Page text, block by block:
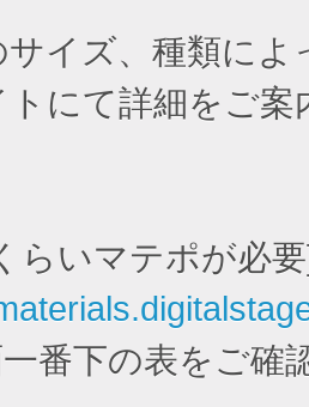
サイズ、種類に
トにて詳細をご
らいマテポが必
番下の表をご確